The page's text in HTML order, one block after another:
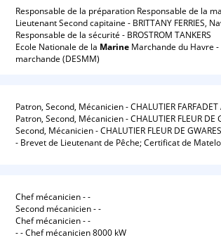
Responsable de la préparation Responsable de la
Lieutenant Second capitaine - BRITTANY FERRIES,
Responsable de la sécurité - BROSTROM TANKERS
Ecole Nationale de la Marine Marchande du Havre
marchande (DESMM)
Patron, Second, Mécanicien - CHALUTIER
Patron, Second, Mécanicien - CHALUTIER FLEUR
Second, Mécanicien - CHALUTIER FLEUR DE
- Brevet de Lieutenant de Pêche; Certificat de
Chef mécanicien - -
Second mécanicien - -
Chef mécanicien - -
- - Chef mécanicien 8000 kW